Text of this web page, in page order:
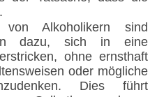
von Alkoholikern sind
dazu, sich in eine
ohne ernsthaft
oder mögliche
Dies führt